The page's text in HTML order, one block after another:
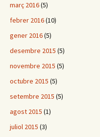
març 2016(5)
febrer 2016(10)
gener 2016(5)
desembre 2015 (5)
novembre 2015 (5)
octubre 2015 (5)
setembre 2015 (5)
agost 2015 (1)
juliol 2015 (3)